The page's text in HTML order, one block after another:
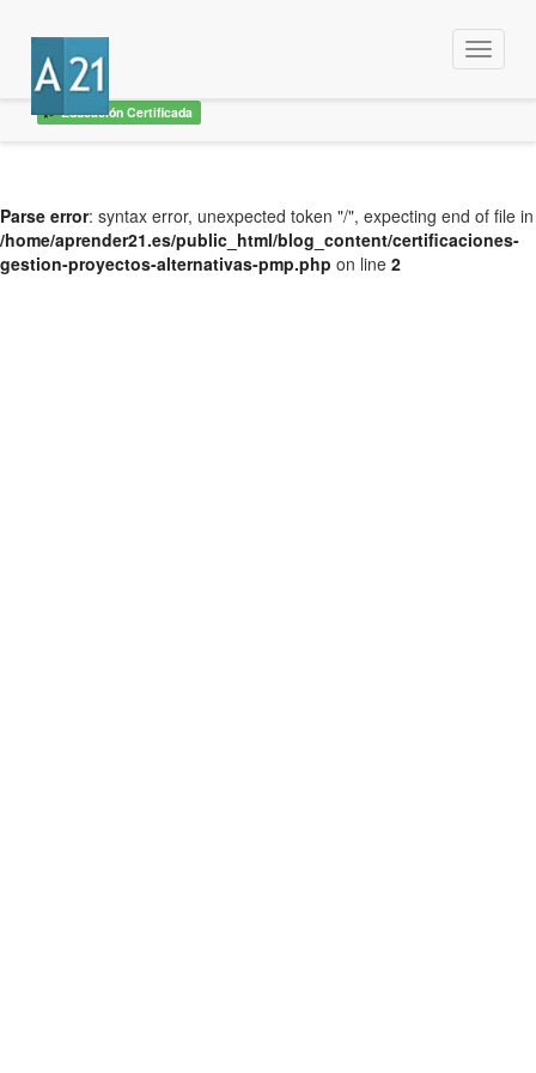
Educación Certificada
Menu
Parse error: syntax error, unexpected token "/", expecting end of file in
/home/aprender21.es/public_html/blog_content/certificaciones-
gestion-proyectos-alternativas-pmp.php on line 2